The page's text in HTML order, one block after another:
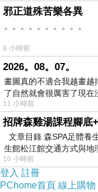
《超級8》似乎也是
敬之作，尤其是整
其中，對於史蒂芬
相去不遠的時空背
輕孩童為主要角色
級8》裡，那群為好
邪正道殊苦樂各異
。。。。。。。。。。
8 小時前
2026。08。07。
畫圖真的不適合我越畫越
了自然就會很厲害了現
11 小時前
文章目錄 森SPA足體養
生館松江館交通方式與地
10 小時前
登入 註冊
PChome首頁 線上購物